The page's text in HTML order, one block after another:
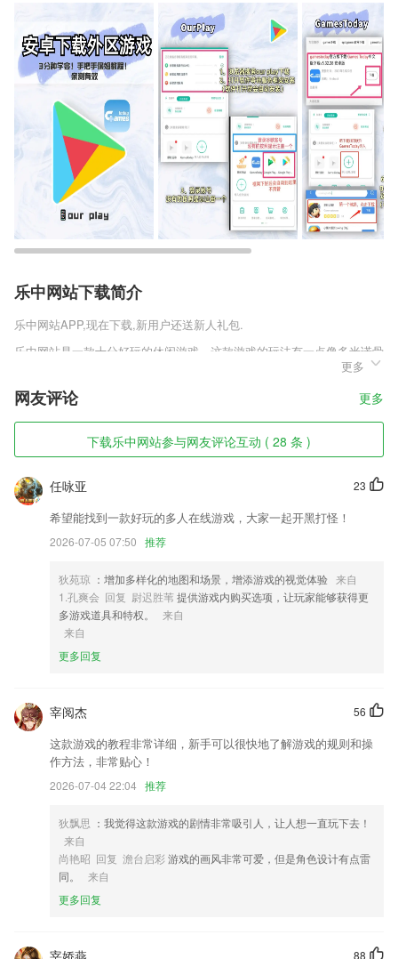
乐中网站下载简介
乐中网站APP,现在下载,新用户还送新人礼包.
乐中网站是一款十分好玩的休闲游戏，这款游戏的玩法有一点像多米诺骨
牌，相信很多玩家都知道多米诺骨牌吧，这是一个现实中很多大神都喜欢
玩的游戏，摆放骨牌，推到第一个后面所有的骨牌都会按顺序倒下，最后
形成一个图形，十分的解压，但是摆放过程很考验耐心，这款游戏可以直
接推到，快来试试吧。
乐中网站软件特色
1,新增万本好书，经典完结，热门追更应有尽有。书籍秒速更新，你想怎
么看，躺着看，坐着看？
2,为广大员工提供各类优质的工会会员服务，满足衣、食、住、行、购、
娱等需求；
4,【城市名片 文化自信】上海，北京，广州全国文化名人，行业精英入
驻，阅读中了解每个城市独特的文化，雅俗共赏
5,如果你脑洞突然开了，别忘了来一刀！不求一语惊人，只求你玩得开
索，更节省时间；
乐中网站软件优势
1.独创课后学习的私教模式，通过一对一的私教服务帮助学生消化上课学
习内容，有利于学员建立学习自信，快速通过考试，做到有问必答，有问
2.每个省的入学过程进行一百万次模拟，全面分析入学可能性
3.信息化管理专用工具缓解课堂教学者劳动量，处理资源失衡、闲置不用
等问题，包含多方位的音乐学习。
4.技术团队自主研制全终端学生上课系统APP客户端。
更多
网友评论 更多
下载乐中网站参与网友评论互动 ( 28 条 )
23
任咏亚
希望能找到一款好玩的多人在线游戏，大家一起开黑打怪！
2026-07-05 07:50 推荐
狄苑琼 ：增加多样化的地图和场景，增添游戏的视觉体验 来自
1.孔爽会 回复 尉迟胜苇提供游戏内购买选项，让玩家能够获得更
多游戏道具和特权。
来自
来自
更多回复
56
宰阅杰
这款游戏的教程非常详细，新手可以很快地了解游戏的规则和操
作方法，非常贴心！
2026-07-04 22:04 推荐
狄飘思 ：我觉得这款游戏的剧情非常吸引人，让人想一直玩下去！
来自
尚艳昭 回复 澹台启彩 游戏的画风非常可爱，但是角色设计有点雷
同。
来自
更多回复
88
宰娇燕